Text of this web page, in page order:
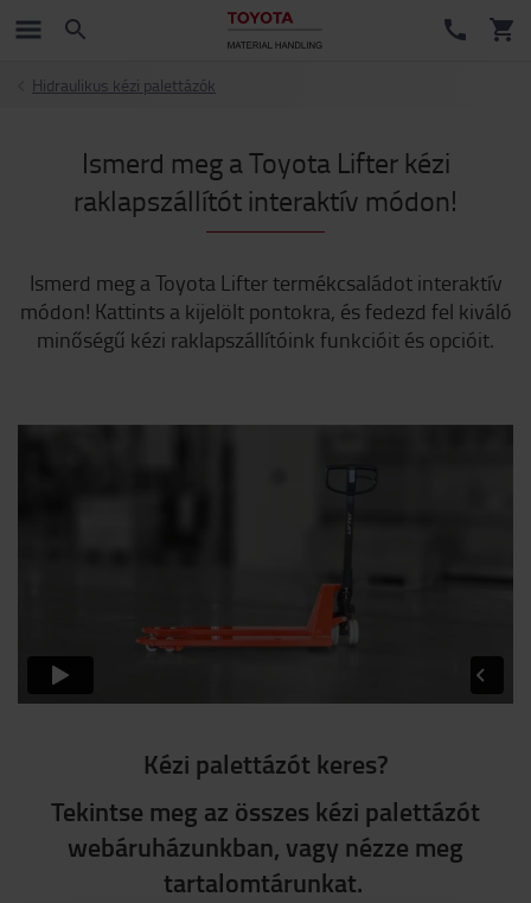
Hidraulikus kézi palettázók
Ismerd meg a Toyota Lifter kézi
raklapszállítót interaktív módon!
Ismerd meg a Toyota Lifter termékcsaládot interaktív
módon! Kattints a kijelölt pontokra, és fedezd fel kiváló
minőségű kézi raklapszállítóink funkcióit és opcióit.
Kézi palettázót keres?
Tekintse meg az összes kézi palettázót
webáruházunkban, vagy nézze meg
tartalomtárunkat.